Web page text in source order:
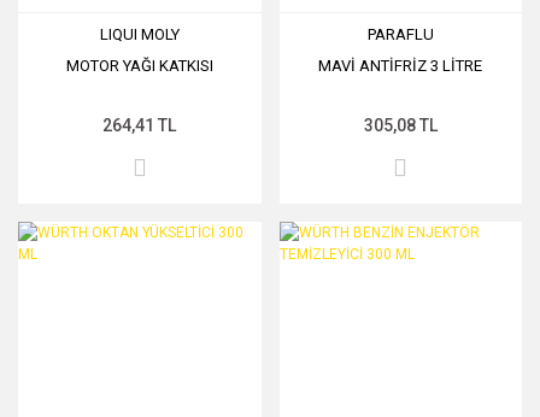
LIQUI MOLY
MOTOR YAĞI KATKISI
264,41 TL
PARAFLU
MAVİ ANTİFRİZ 3 LİTRE
305,08 TL